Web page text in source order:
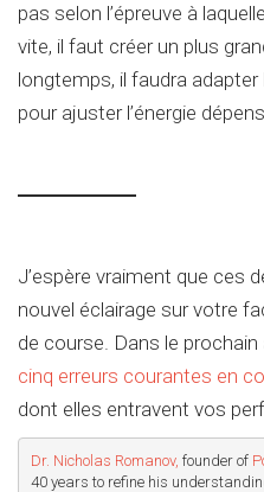
pas selon l’épreuve à
vite, il faut créer un plus
longtemps, il faudra
pour ajuster l’énergie
J’espère vraiment que ces
nouvel éclairage sur votre
de course. Dans le
cinq erreurs courantes en
dont elles entravent vos
Dr. Nicholas Romanov, founder of
40 years to refine his